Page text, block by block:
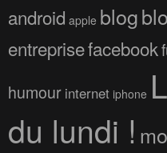
android apple blog
entreprisefacebook
humour internet iphone
du lundi !